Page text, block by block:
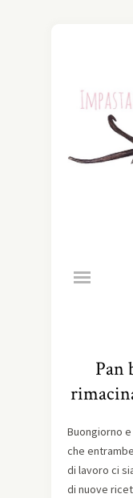
Pan
Buongiorno
che
di lavoro ci
di nuove